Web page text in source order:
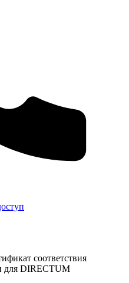
соответствия
для DIRECTUM